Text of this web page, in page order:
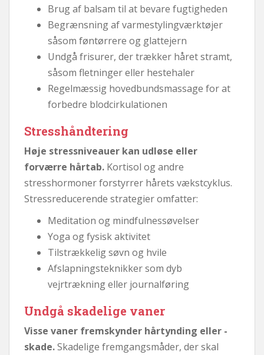
Brug af balsam til at bevare fugtigheden
Begrænsning af varmestylingværktøjer
såsom føntørrere og glattejern
Undgå frisurer, der trækker håret stramt,
såsom fletninger eller hestehaler
Regelmæssig hovedbundsmassage for at
forbedre blodcirkulationen
Stresshåndtering
Høje stressniveauer kan udløse eller
forværre hårtab. Kortisol og andre
stresshormoner forstyrrer hårets vækstcyklus.
Stressreducerende strategier omfatter:
Meditation og mindfulnessøvelser
Yoga og fysisk aktivitet
Tilstrækkelig søvn og hvile
Afslapningsteknikker som dyb
vejrtrækning eller journalføring
Undgå skadelige vaner
Visse vaner fremskynder hårtynding eller -
skade.Skadelige fremgangsmåder, der skal